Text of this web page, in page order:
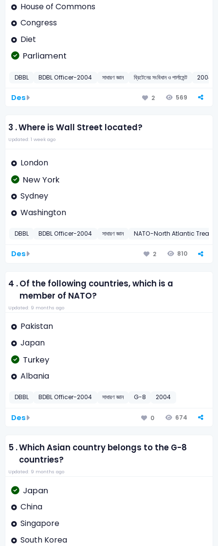
House of Commons
Congress
Diet
Parliament
DBBL BDBL Officer-2004 সাধারণ জ্ঞান ব্রিটেনের সংবিধান ও পার্লামেন্ট 2004
Des 2 569
3 .Where is Wall Street located?
Updated: 1 week ago
London
New York
Sydney
Washington
DBBL BDBL Officer-2004 সাধারণ জ্ঞান NATO-North Atlantic Treaty
Des 2 810
4 .Of the following countries, which is a
member of NATO?
Updated: 9 months ago
Pakistan
Japan
Turkey
Albania
DBBL BDBL Officer-2004 সাধারণ জ্ঞান G-8 2004
Des 0 674
5 .Which Asian country belongs to the G-8
countries?
Updated: 9 months ago
Japan
China
Singapore
South Korea